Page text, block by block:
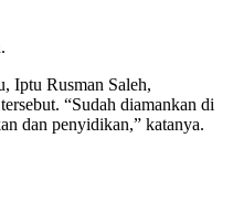
Iptu Rusman Saleh,
“Sudah diamankan di
dan penyidikan,” katanya.